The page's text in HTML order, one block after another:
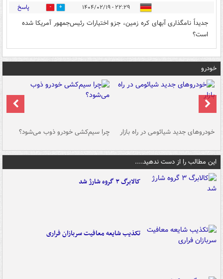
۲۲:۲۹ - ۱۴۰۴/۰۲/۱۹ 0 پاسخ
جدیداً نامگذاری آبهای کره زمین، جزو اختیارات رئیس‌جمهور آمریکا شده
است؟
خودرو
خودروهای جدید شیائومی در راه بازار چرا سیم‌کشی خودرو ذوب می‌شود؟
این مطالب را از دست ندهید....
کالابرگ ۳ گروه شارژ شد
تکذیب شایعه معافیت سربازان فراری